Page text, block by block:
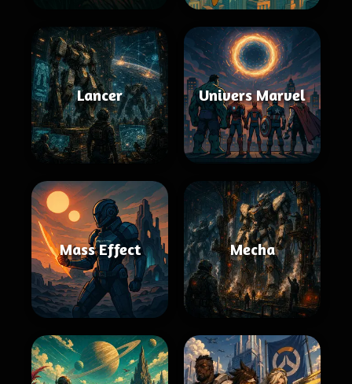
Lancer Univers Marvel
Mass Effect Mecha